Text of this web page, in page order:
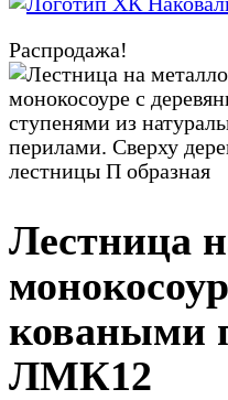
Распродажа!
Zoom
Лестница
коваными
ЛМК12